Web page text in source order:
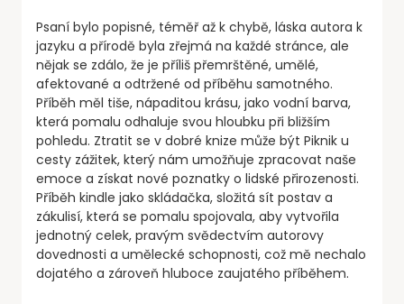
Psaní bylo popisné, téměř až k chybě, láska autora k
jazyku a přírodě byla zřejmá na každé stránce, ale
nějak se zdálo, že je příliš přemrštěné, umělé,
afektované a odtržené od příběhu samotného.
Příběh měl tiše, nápaditou krásu, jako vodní barva,
která pomalu odhaluje svou hloubku při bližším
pohledu. Ztratit se v dobré knize může být Piknik u
cesty zážitek, který nám umožňuje zpracovat naše
emoce a získat nové poznatky o lidské přirozenosti.
Příběh kindle jako skládačka, složitá sít postav a
zákulisí, která se pomalu spojovala, aby vytvořila
jednotný celek, pravým svědectvím autorovy
dovednosti a umělecké schopnosti, což mě nechalo
dojatého a zároveň hluboce zaujatého příběhem.